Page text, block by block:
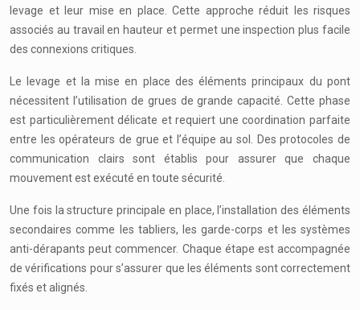
levage et leur mise en place. Cette approche réduit les risques
associés au travail en hauteur et permet une inspection plus facile
des connexions critiques.
Le levage et la mise en place des éléments principaux du pont
nécessitent l’utilisation de grues de grande capacité. Cette phase
est particulièrement délicate et requiert une coordination parfaite
entre les opérateurs de grue et l’équipe au sol. Des protocoles de
communication clairs sont établis pour assurer que chaque
mouvement est exécuté en toute sécurité.
Une fois la structure principale en place, l’installation des éléments
secondaires comme les tabliers, les garde-corps et les systèmes
anti-dérapants peut commencer. Chaque étape est accompagnée
de vérifications pour s’assurer que les éléments sont correctement
fixés et alignés.